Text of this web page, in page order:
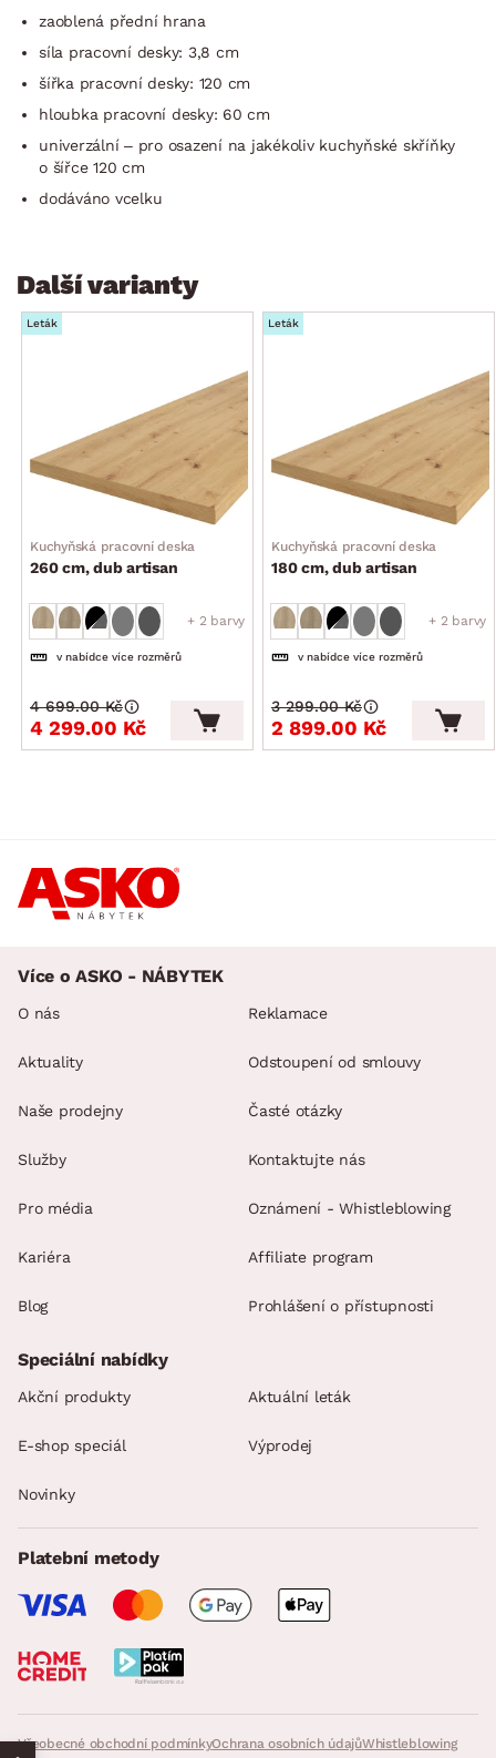
zaoblená přední hrana
síla pracovní desky: 3,8 cm
šířka pracovní desky: 120 cm
hloubka pracovní desky: 60 cm
univerzální – pro osazení na jakékoliv kuchyňské skříňky
o šířce 120 cm
dodáváno vcelku
Další varianty
Leták
Kuchyňská pracovní deska
260 cm, dub artisan
+ 2 barvy
v nabídce více rozměrů
4 299.00 Kč
4 699.00 Kč
Leták
Kuchyňská pracovní deska
180 cm, dub artisan
+ 2 barvy
v nabídce více rozměrů
2 899.00 Kč
3 299.00 Kč
Více o ASKO - NÁBYTEK
O nás
Aktuality
Naše prodejny
Služby
Pro média
Kariéra
Blog
Reklamace
Odstoupení od smlouvy
Časté otázky
Kontaktujte nás
Oznámení - Whistleblowing
Affiliate program
Prohlášení o přístupnosti
Všeobecné obchodní podmínkyOchrana osobních údajůWhistleblowing
Speciální nabídky
Akční produkty Aktuální leták
E-shop speciál Výprodej
Novinky
Platební metody